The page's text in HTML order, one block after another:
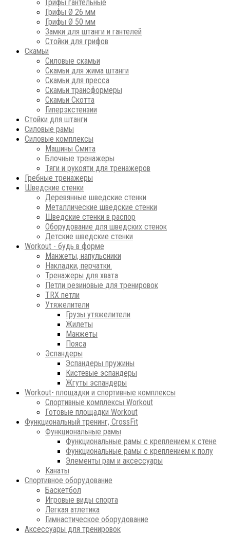
Грифы гантельные
Грифы Ø 26 мм
Грифы Ø 50 мм
Замки для штанги и гантелей
Стойки для грифов
Скамьи
Силовые скамьи
Скамьи для жима штанги
Скамьи для пресса
Скамьи трансформеры
Скамьи Скотта
Гиперэкстензии
Стойки для штанги
Силовые рамы
Силовые комплексы
Машины Смита
Блочные тренажеры
Тяги и рукояти для тренажеров
Гребные тренажеры
Шведские стенки
Деревянные шведские стенки
Металлические шведские стенки
Шведские стенки в распор
Оборудование для шведских стенок
Детские шведские стенки
Workout - будь в форме
Манжеты, напульсники
Накладки, перчатки.
Тренажеры для хвата
Петли резиновые для тренировок
ТRХ петли
Утяжелители
Грузы утяжелители
Жилеты
Манжеты
Пояса
Эспандеры
Эспандеры пружины
Кистевые эспандеры
Жгуты эспандеры
Workout- площадки и спортивные комплексы
Спортивные комплексы Workout
Готовые площадки Workout
Функциональный тренинг, CrossFit
Функциональные рамы
Функциональные рамы с креплением к стене
Функциональные рамы с креплением к полу
Элементы рам и аксессуары
Канаты
Спортивное оборудование
Баскетбол
Игровые виды спорта
Легкая атлетика
Гимнастическое оборудование
Аксессуары для тренировок